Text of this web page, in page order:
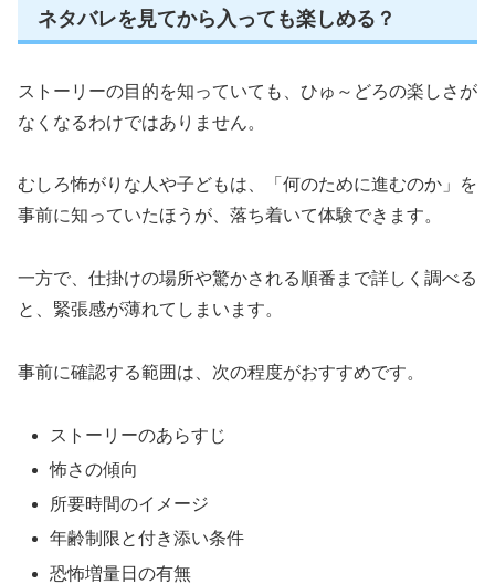
ネタバレを見てから入っても楽しめる？
ストーリーの目的を知っていても、ひゅ～どろの楽しさが
なくなるわけではありません。
むしろ怖がりな人や子どもは、「何のために進むのか」を
事前に知っていたほうが、落ち着いて体験できます。
一方で、仕掛けの場所や驚かされる順番まで詳しく調べる
と、緊張感が薄れてしまいます。
事前に確認する範囲は、次の程度がおすすめです。
ストーリーのあらすじ
怖さの傾向
所要時間のイメージ
年齢制限と付き添い条件
恐怖増量日の有無